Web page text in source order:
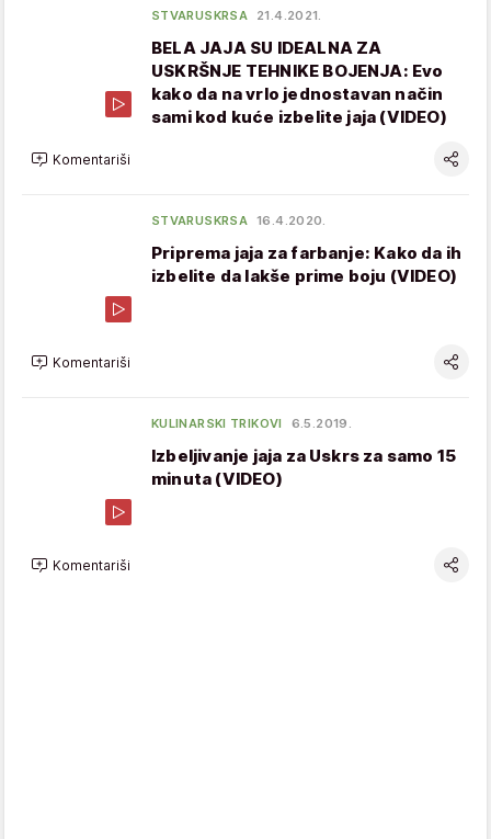
STVARUSKRSA 21.4.2021.
BELA JAJA SU IDEALNA ZA
USKRŠNJE TEHNIKE BOJENJA: Evo
kako da na vrlo jednostavan način
sami kod kuće izbelite jaja (VIDEO)
Komentariši
STVARUSKRSA 16.4.2020.
Priprema jaja za farbanje: Kako da ih
izbelite da lakše prime boju (VIDEO)
Komentariši
KULINARSKI TRIKOVI 6.5.2019.
Izbeljivanje jaja za Uskrs za samo 15
minuta (VIDEO)
Komentariši